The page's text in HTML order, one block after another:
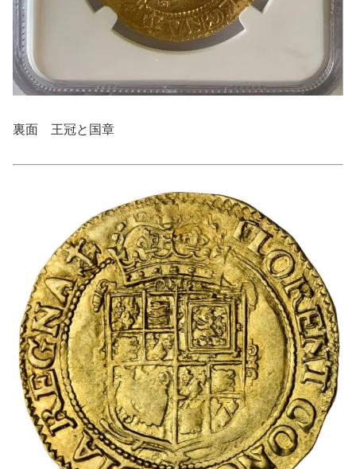
裏面 王冠と国章